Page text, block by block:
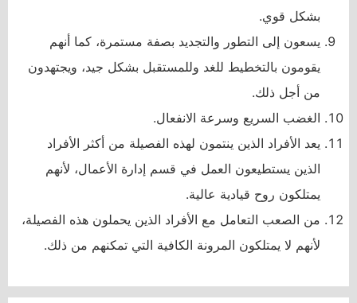
بشكل قوي.
يسعون إلى التطور والتجديد بصفة مستمرة، كما أنهم
يقومون بالتخطيط للغد وللمستقبل بشكل جيد، ويجتهدون
من أجل ذلك.
الغضب السريع وسرعة الانفعال.
يعد الأفراد الذين ينتمون لهذه الفصيلة من أكثر الأفراد
الذين يستطيعون العمل في قسم إدارة الأعمال، لأنهم
يمتلكون روح قيادية عالية.
من الصعب التعامل مع الأفراد الذين يحملون هذه الفصيلة،
لأنهم لا يمتلكون المرونة الكافية التي تمكنهم من ذلك.